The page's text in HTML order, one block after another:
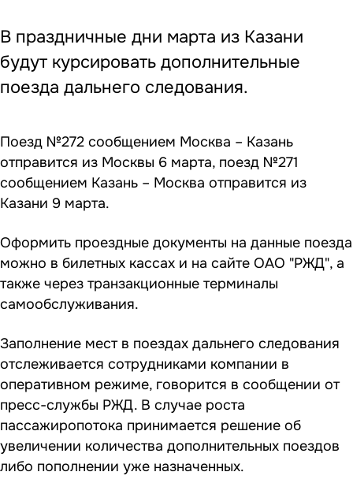
В праздничные дни марта из Казани
будут курсировать дополнительные
поезда дальнего следования.
Поезд №272 сообщением Москва – Казань
отправится из Москвы 6 марта, поезд №271
сообщением Казань – Москва отправится из
Казани 9 марта.
Оформить проездные документы на данные поезда
можно в билетных кассах и на сайте ОАО "РЖД", а
также через транзакционные терминалы
самообслуживания.
Заполнение мест в поездах дальнего следования
отслеживается сотрудниками компании в
оперативном режиме, говорится в сообщении от
пресс-службы РЖД. В случае роста
пассажиропотока принимается решение об
увеличении количества дополнительных поездов
либо пополнении уже назначенных.